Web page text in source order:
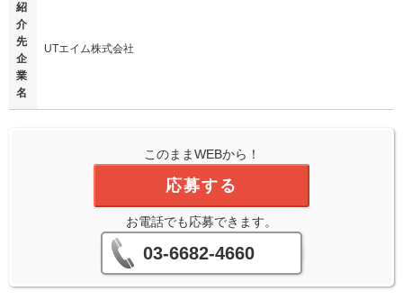
紹
介
先
企
業
名
UTエイム株式会社
このままWEBから！
応募する
お電話でも応募できます。
03-6682-4660